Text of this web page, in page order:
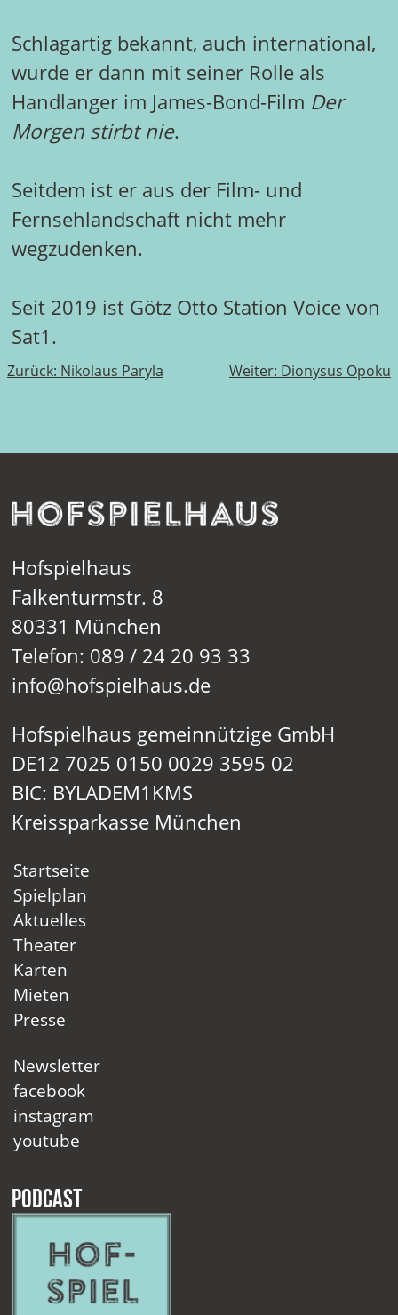
Schlagartig bekannt, auch international,
wurde er dann mit seiner Rolle als
Handlanger im James-Bond-Film Der
Morgen stirbt nie.
Seitdem ist er aus der Film- und
Fernsehlandschaft nicht mehr
wegzudenken.
Seit 2019 ist Götz Otto Station Voice von
Sat1.
Beitragsnavigation
Zurück: Nikolaus Paryla Weiter: Dionysus Opoku
Hofspielhaus
Falkenturmstr. 8
80331 München
Telefon: 089 / 24 20 93 33
info@hofspielhaus.de
Hofspielhaus gemeinnützige GmbH
DE12 7025 0150 0029 3595 02
BIC: BYLADEM1KMS
Kreissparkasse München
Startseite
Spielplan
Aktuelles
Theater
Karten
Mieten
Presse
Newsletter
facebook
instagram
youtube
Podcast